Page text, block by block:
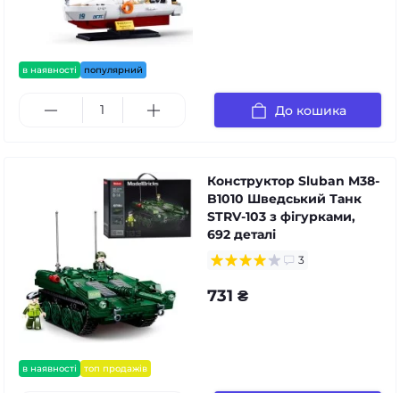
в наявності популярний
До кошика
в наявності топ продажів
Конструктор Sluban M38-
B1010 Шведський Танк
STRV-103 з фігурками,
692 деталі
3
731 ₴